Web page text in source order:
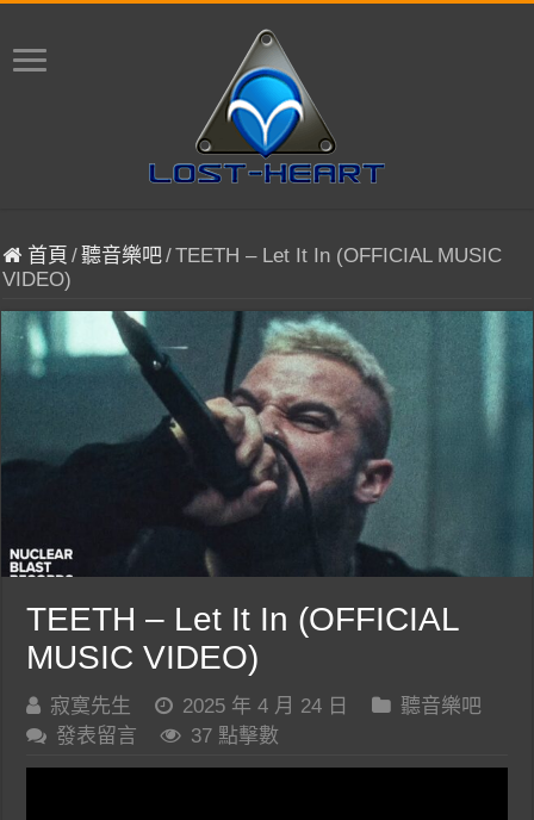
首頁 /聽音樂吧/TEETH – Let It In (OFFICIAL MUSIC
VIDEO)
TEETH – Let It In (OFFICIAL
MUSIC VIDEO)
寂寞先生 2025 年 4 月 24 日
聽音樂吧
發表留言
37 點擊數